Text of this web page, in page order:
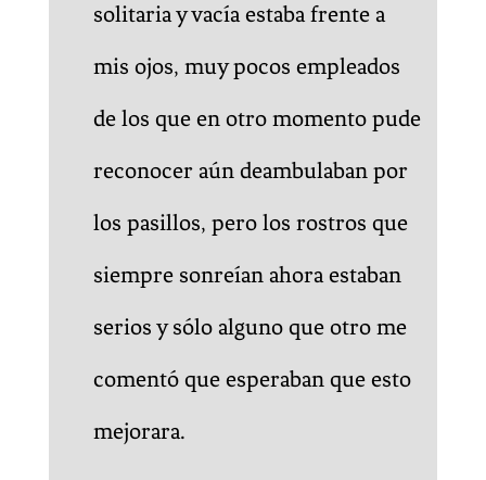
solitaria y vacía estaba frente a
mis ojos, muy pocos empleados
de los que en otro momento pude
reconocer aún deambulaban por
los pasillos, pero los rostros que
siempre sonreían ahora estaban
serios y sólo alguno que otro me
comentó que esperaban que esto
mejorara.